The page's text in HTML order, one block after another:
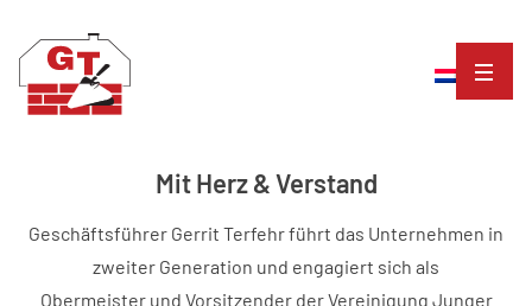
Mit Herz & Verstand
Geschäftsführer Gerrit Terfehr führt das Unternehmen in
zweiter Generation und engagiert sich als
Obermeister und Vorsitzender der Vereinigung Junger